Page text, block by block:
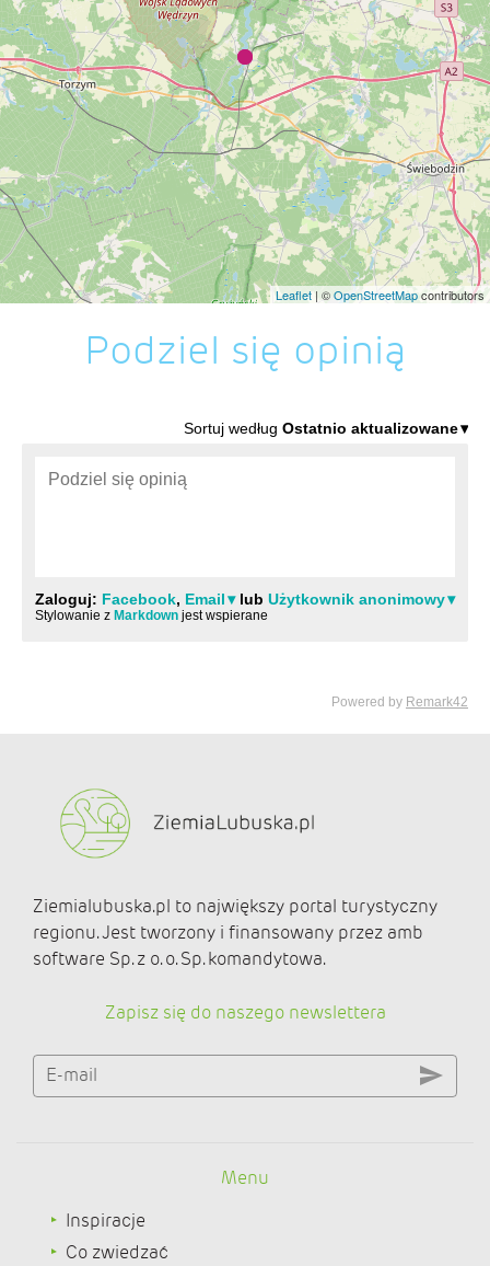
Leaflet | ©OpenStreetMapcontributors
Podziel się opinią
Ziemialubuska.pl to największy portal turystyczny
regionu. Jest tworzony i finansowany przez amb
software Sp. z o. o. Sp. komandytowa.
Zapisz się do naszego newslettera
E-mail
Menu
Inspiracje
Co zwiedzać